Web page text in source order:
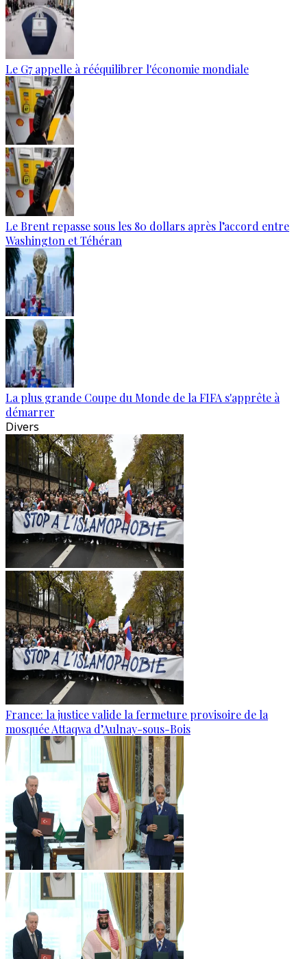
Le G7 appelle à rééquilibrer l'économie mondiale
Le Brent repasse sous les 80 dollars après l’accord entre
Washington et Téhéran
La plus grande Coupe du Monde de la FIFA s'apprête à
démarrer
Divers
France: la justice valide la fermeture provisoire de la
mosquée Attaqwa d’Aulnay-sous-Bois